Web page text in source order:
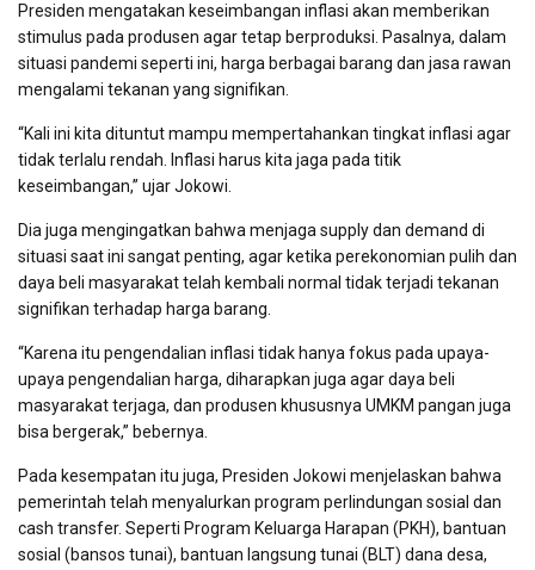
Presiden mengatakan keseimbangan inflasi akan memberikan
stimulus pada produsen agar tetap berproduksi. Pasalnya, dalam
situasi pandemi seperti ini, harga berbagai barang dan jasa rawan
mengalami tekanan yang signifikan.
“Kali ini kita dituntut mampu mempertahankan tingkat inflasi agar
tidak terlalu rendah. Inflasi harus kita jaga pada titik
keseimbangan,” ujar Jokowi.
Dia juga mengingatkan bahwa menjaga supply dan demand di
situasi saat ini sangat penting, agar ketika perekonomian pulih dan
daya beli masyarakat telah kembali normal tidak terjadi tekanan
signifikan terhadap harga barang.
“Karena itu pengendalian inflasi tidak hanya fokus pada upaya-
upaya pengendalian harga, diharapkan juga agar daya beli
masyarakat terjaga, dan produsen khususnya UMKM pangan juga
bisa bergerak,” bebernya.
Pada kesempatan itu juga, Presiden Jokowi menjelaskan bahwa
pemerintah telah menyalurkan program perlindungan sosial dan
cash transfer. Seperti Program Keluarga Harapan (PKH), bantuan
sosial (bansos tunai), bantuan langsung tunai (BLT) dana desa,